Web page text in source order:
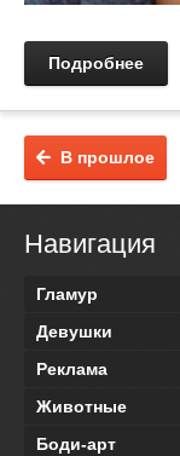
Подробнее
В прошлое
Навигация
Гламур
Девушки
Реклама
Животные
Боди-арт